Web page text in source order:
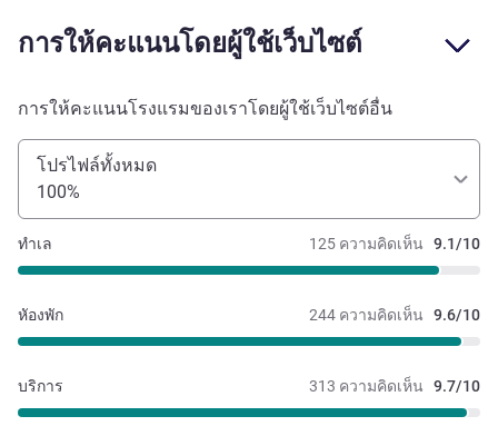
การให้คะแนนโดยผู้ใช้เว็บไซต์
การให้คะแนนโรงแรมของเราโดยผู้ใช้เว็บไซต์อื่น
โปรไฟล์ทั้งหมด
100%
125 ความคิดเห็น 9.1/10
ทำเล
244 ความคิดเห็น 9.6/10
หัองพัก
313 ความคิดเห็น 9.7/10
บริการ